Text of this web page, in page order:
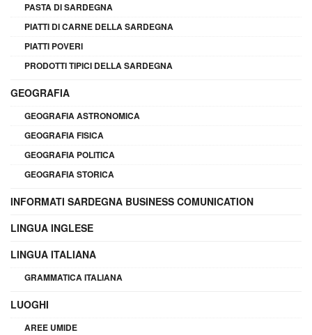
PASTA DI SARDEGNA
PIATTI DI CARNE DELLA SARDEGNA
PIATTI POVERI
PRODOTTI TIPICI DELLA SARDEGNA
GEOGRAFIA
GEOGRAFIA ASTRONOMICA
GEOGRAFIA FISICA
GEOGRAFIA POLITICA
GEOGRAFIA STORICA
INFORMATI SARDEGNA BUSINESS COMUNICATION
LINGUA INGLESE
LINGUA ITALIANA
GRAMMATICA ITALIANA
LUOGHI
AREE UMIDE